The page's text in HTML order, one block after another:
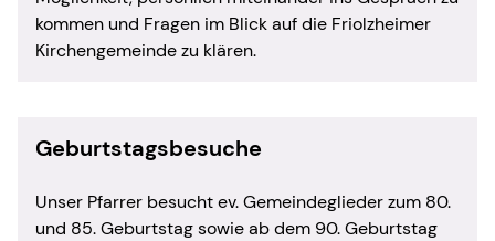
kommen und Fragen im Blick auf die Friolzheimer
Kirchengemeinde zu klären.
Geburtstagsbesuche
Unser Pfarrer besucht ev. Gemeindeglieder zum 80.
und 85. Geburtstag sowie ab dem 90. Geburtstag